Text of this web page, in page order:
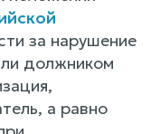
за нарушение
должником
а равно